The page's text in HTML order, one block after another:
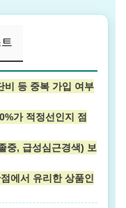
비 등 중복 가입 여부
가 적정선인지 점
중, 급성심근경색) 보
에서 유리한 상품인